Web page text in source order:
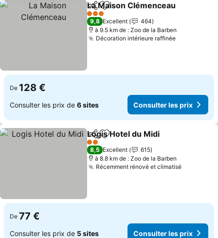
PartagerAjouter à mes favoris
La Maison Clémenceau
3 Étoiles
9,8 Excellent
464
à 9.5 km de : Zoo de la Barben
Décoration intérieure raffinéeConsulter
De 128 €
Consulter les prix de 6 sites Consulter les prix
PartagerAjouter à mes favoris
Logis Hotel du Midi
2 Étoiles
8,5 Excellent
615
à 8.8 km de : Zoo de la Barben
Récemment rénové et climatisé
De 77 €
Consulter les prix de 5 sites Consulter les prix